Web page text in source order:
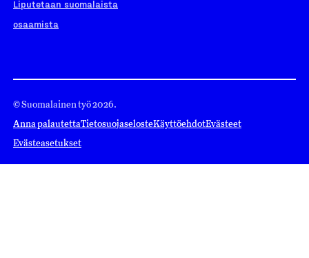
Liputetaan suomalaista
osaamista
© Suomalainen työ 2026.
Anna palautettaTietosuojaselosteKäyttöehdotEvästeet
Evästeasetukset